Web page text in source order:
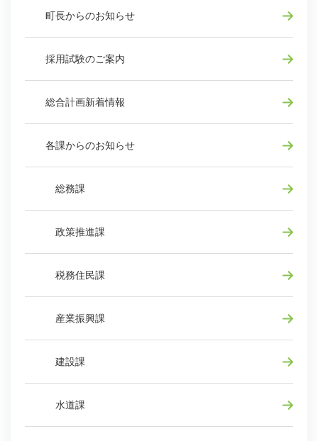
町長からのお知らせ
採用試験のご案内
総合計画新着情報
各課からのお知らせ
総務課
政策推進課
税務住民課
産業振興課
建設課
水道課